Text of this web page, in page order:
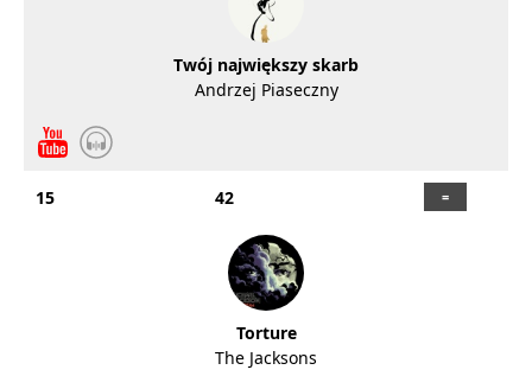
Twój największy skarb
Andrzej Piaseczny
15 42
Torture
The Jacksons